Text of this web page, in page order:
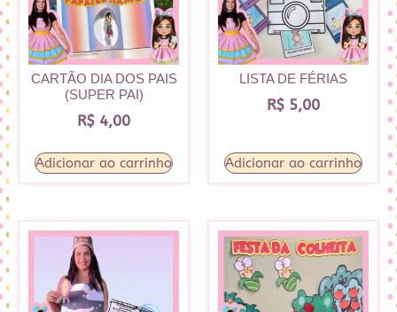
CARTÃO DIA DOS PAIS
(SUPER PAI)
R$ 4,00
Adicionar ao carrinho
LISTA DE FÉRIAS
R$ 5,00
Adicionar ao carrinho